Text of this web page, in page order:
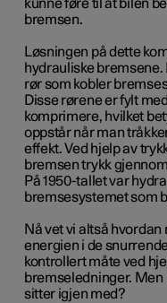
kunne føre til at bilen
bremsen.
Løsningen på dette
hydrauliske
rør som kobler
Disse rørene er fylt
komprimere, hvilket
oppstår når man
effekt. Ved hjelp av
bremsen trykk
På 1950-tallet var
bremsesystemet som
Nå vet vi altså
energien i de
kontrollert måte ved
bremseledninger.
sitter igjen med?